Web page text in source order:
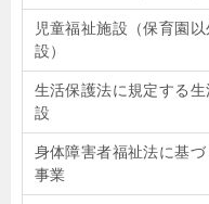
児童福祉施設（保育園
設）
生活保護法に規定する
設
身体障害者福祉法に基づ
事業